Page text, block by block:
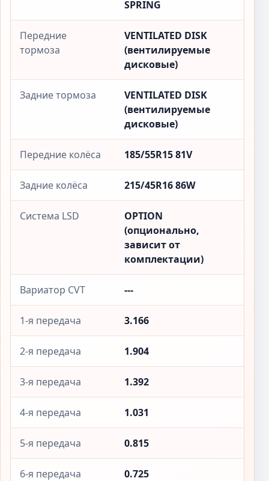
SPRING
Передние
тормоза
VENTILATED DISK
(вентилируемые
дисковые)
Задние тормоза
VENTILATED DISK
(вентилируемые
дисковые)
Передние колёса 185/55R15 81V
Задние колёса 215/45R16 86W
Система LSD
OPTION
(опционально,
зависит от
комплектации)
Вариатор CVT ---
1-я передача 3.166
2-я передача 1.904
3-я передача 1.392
4-я передача 1.031
5-я передача 0.815
6-я передача 0.725